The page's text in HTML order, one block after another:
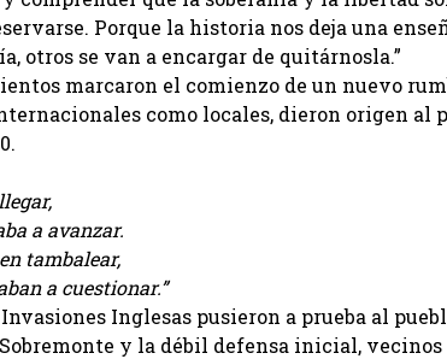
Porque la historia nos deja una
otros se van a encargar de quitárnosla.”
marcaron el comienzo de un nuevo
como locales, dieron origen al
a avanzar.
tambalear,
a cuestionar.”
Inglesas pusieron a prueba al
y la débil defensa inicial,